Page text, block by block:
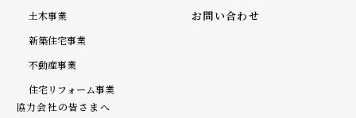
土木事業
新築住宅事業
不動産事業
住宅リフォーム事業
お問い合わせ
協力会社の皆さまへ